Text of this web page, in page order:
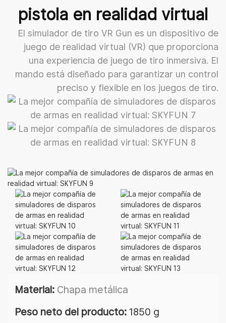
pistola en realidad virtual
El simulador de tiro VR Gun es un dispositivo de
juego de realidad virtual (VR) que proporciona
una experiencia de juego de tiro inmersiva. El
mando está diseñado para garantizar un control
preciso y flexible en los juegos de tiro.
Material: Chapa metálica
Peso neto del producto: 1850 g